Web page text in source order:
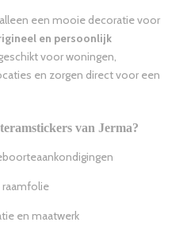
een mooie decoratie voor
en persoonlijk
voor woningen,
en zorgen direct voor een
van Jerma?
raamfolie
en maatwerk